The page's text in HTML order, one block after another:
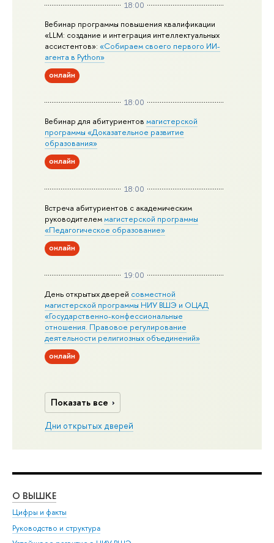
18:00
Вебинар программы повышения квалификации
«LLM: создание и интеграция интеллектуальных
ассистентов»:«Собираем своего первого ИИ-
агента в Python»
онлайн
18:00
Вебинар для абитуриентовмагистерской
программы «Доказательное развитие
образования»
онлайн
18:00
Встреча абитуриентов с академическим
руководителеммагистерской программы
«Педагогическое образование»
онлайн
19:00
День открытых дверей совместной
магистерской программы НИУ ВШЭ и ОЦАД
«Государственно-конфессиональные
отношения. Правовое регулирование
деятельности религиозных объединений»
онлайн
Показать все
Дни открытых дверей
О ВЫШКЕ
Цифры и факты
Руководство и структура